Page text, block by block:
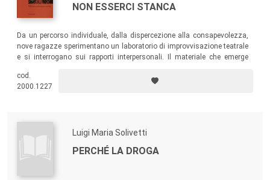
NON ESSERCI STANCA
Da un percorso individuale, dalla dispercezione alla consapevolezza,
nove ragazze sperimentano un laboratorio di improvvisazione teatrale
e si interrogano sui rapporti interpersonali. Il materiale che emerge
sedute con la psicoterapeuta, e finirà col tradursi in una
rappresentazione teatrale.
cod.
2000.1227
Luigi Maria Solivetti
PERCHÉ LA DROGA